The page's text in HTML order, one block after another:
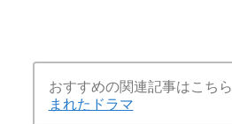
おすすめの関連記事はこちら
まれたドラマ